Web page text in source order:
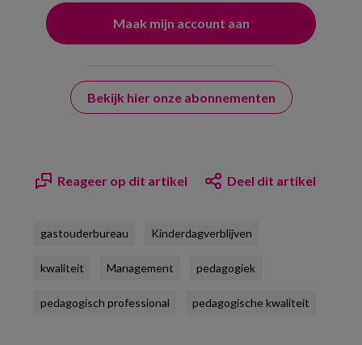
Bekijk hier onze abonnementen
Reageer op dit artikel Deel dit artikel
gastouderbureau Kinderdagverblijven
kwaliteit Management pedagogiek
pedagogisch professional pedagogische kwaliteit